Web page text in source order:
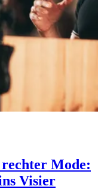
Mode:
Visier